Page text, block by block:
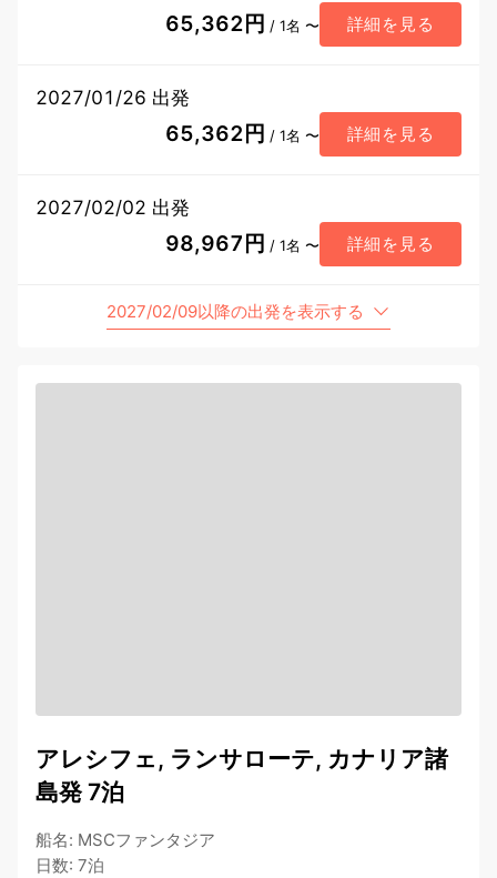
65,362円 / 1名 〜 詳細を見る
2027/01/26 出発
65,362円 / 1名 〜 詳細を見る
2027/02/02 出発
98,967円 / 1名 〜 詳細を見る
2027/02/09以降の出発を表示する
アレシフェ, ランサローテ, カナリア諸
島発 7泊
船名: MSCファンタジア
日数: 7泊